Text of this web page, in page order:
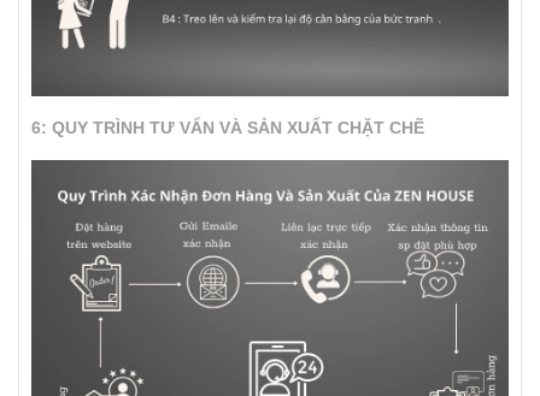
6: QUY TRÌNH TƯ VẤN VÀ SẢN XUẤT CHẶT CHẼ